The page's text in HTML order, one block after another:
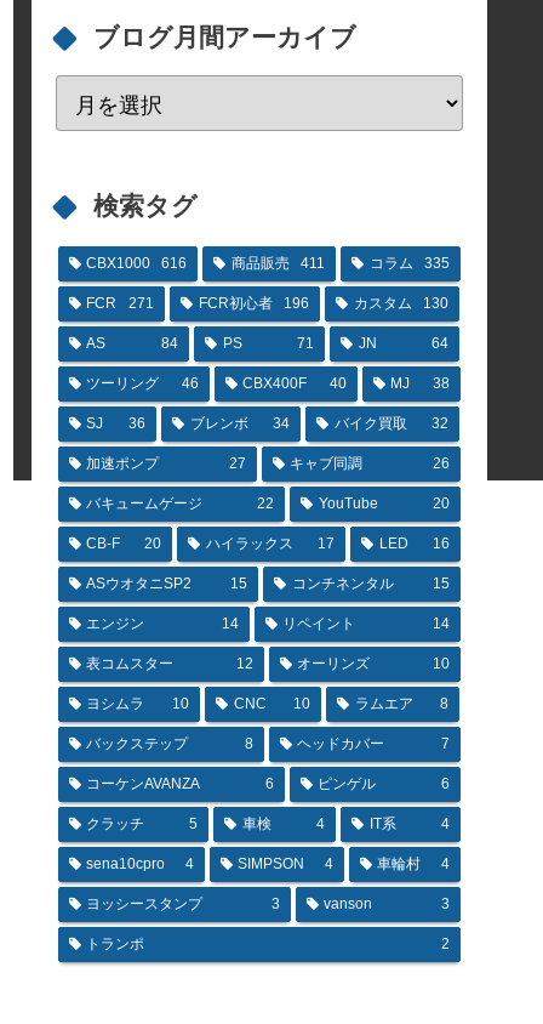
ブログ月間アーカイブ
検索タグ
CBX1000 616 商品販売 411 コラム 335
FCR 271 FCR初心者 196 カスタム 130
AS 84 PS 71 JN 64
ツーリング 46 CBX400F 40 MJ 38
SJ 36 ブレンボ 34 バイク買取 32
加速ポンプ 27 キャブ同調 26
バキュームゲージ 22 YouTube 20
CB-F 20 ハイラックス 17 LED 16
ASウオタニSP2 15 コンチネンタル 15
エンジン 14 リペイント 14
表コムスター 12 オーリンズ 10
ヨシムラ 10 CNC 10 ラムエア 8
バックステップ 8 ヘッドカバー 7
コーケンAVANZA 6 ピンゲル 6
クラッチ 5 車検 4 IT系 4
sena10cpro 4 SIMPSON 4 車輪村 4
ヨッシースタンプ 3 vanson 3
トランポ 2